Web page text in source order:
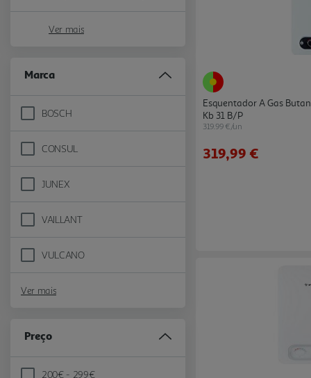
Ver mais
Marca
BOSCH
Refine by Marca: BOSCH
CONSUL
Refine by Marca: CONSUL
JUNEX
Refine by Marca: JUNEX
VAILLANT
Refine by Marca: VAILLANT
VULCANO
Refine by Marca: VULCANO
Ver mais
Preço
200€ - 299€
Esquentador A Gas
Kb 31 B/p
319.99 €/un
319,99 €